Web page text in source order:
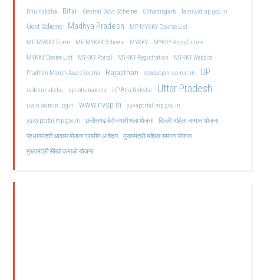
Bhu naksha Bihar Central Govt Scheme Chhattisgarh familyid.up.gov.in
Govt Scheme Madhya Pradesh
MP MYKKY Course List
MP MYKKY Form
MP MYKKY Scheme MYKKY
MYKKY Apply Online
MYKKY Center List
MYKKY Portal MYKKY Registration
MYKKY Website
Pradhan Mantri Awas Yojana
Rajasthan sewayojan.up.nic.in UP
upbhunaksha up bhunaksha UP Bhu Naksha Uttar Pradesh
uwin admin login www.nvsp.in
yuvaportal.mp.gov.in
yuva portal mp gov.in
छत्तीसगढ़ बेरोजगारी भत्ता योजना दिल्ली महिला सम्मान योजना
प्रधानमंत्री आवास योजना ग्रामीण आवेदन मुख्यमंत्री महिला सम्मान योजना
मुख्यमंत्री सीखो कमाओ योजना